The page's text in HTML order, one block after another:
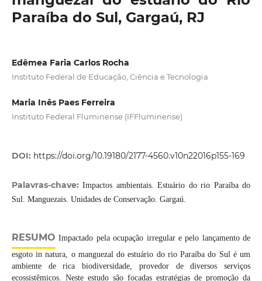
Paraíba do Sul, Gargaú, RJ
Edêmea Faria Carlos Rocha
Instituto Federal de Educação, Ciência e Tecnologia
Maria Inês Paes Ferreira
Instituto Federal Fluminense (IFFluminense)
DOI: https://doi.org/10.19180/2177-4560.v10n22016p155-169
Palavras-chave:Impactos ambientais. Estuário do rio Paraíba do
Sul. Manguezais. Unidades de Conservação. Gargaú.
RESUMO Impactado pela ocupação irregular e pelo lançamento de
esgoto in natura, o manguezal do estuário do rio Paraíba do Sul é um
ambiente de rica biodiversidade, provedor de diversos serviços
ecossistêmicos. Neste estudo são focadas estratégias de promoção da